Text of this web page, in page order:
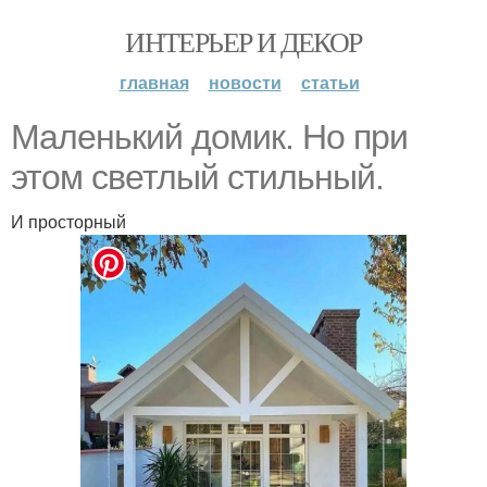
ИНТЕРЬЕР И ДЕКОР
главная новости статьи
Маленький домик. Но при
этом светлый стильный.
И просторный